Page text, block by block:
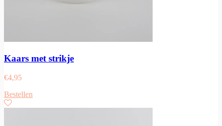
Kaars met strikje
€4,95
Bestellen